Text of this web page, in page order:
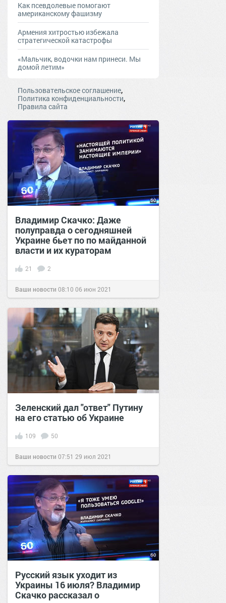
Как псевдолевые помогают
американскому фашизму
Армения хитростью избежала
стратегической катастрофы
«Мальчик, водочки нам принеси. Мы
домой летим»
Пользовательское соглашение,
Политика конфиденциальности,
Правила сайта
Владимир Скачко: Даже
полуправда о сегодняшней
Украине бьет по по майданной
власти и их кураторам
21 2
Ваши новости 08:10 06 июн 2021
Зеленский дал "ответ" Путину
на его статью об Украине
109 50
Ваши новости 07:51 29 июл 2021
Русский язык уходит из
Украины 16 июля? Владимир
Скачко рассказал о